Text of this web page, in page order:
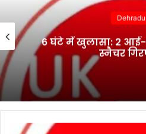
6 घंटे में खुलासा: 2
स्नैचर